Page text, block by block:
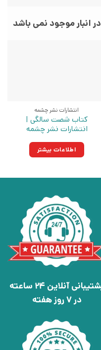
در انبار موجود نمی باشد
انتشارات نشر چشمه
کتاب شصت سالگی |
انتشارات نشر چشمه
اطلاعات بیشتر
پشتیبانی آنلاین 24 ساعته
در 7 روز هفته